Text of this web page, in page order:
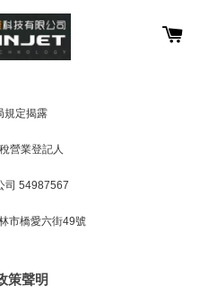
規定揭露
營業登記人
司 54987567
市橋愛六街49號
策聲明